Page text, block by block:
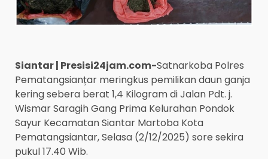
Siantar | Presisi24jam.com-Satnarkoba Polres
Pematangsianțar meringkus pemilikan daun ganja
kering sebera berat 1,4 Kilogram di Jalan Pdt. j.
Wismar Saragih Gang Prima Kelurahan Pondok
Sayur Kecamatan Siantar Martoba Kota
Pematangsiantar, Selasa (2/12/2025) sore sekira
pukul 17.40 Wib.